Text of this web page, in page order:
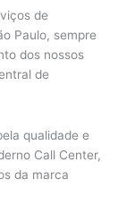
de
Paulo, sempre
dos nossos
de
qualidade e
Call Center,
da marca